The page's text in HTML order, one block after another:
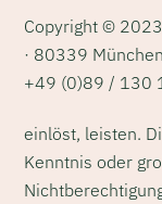
Copyright ©
· 80339
+49 (0)89 / 130
einlöst, leisten.
Kenntnis oder